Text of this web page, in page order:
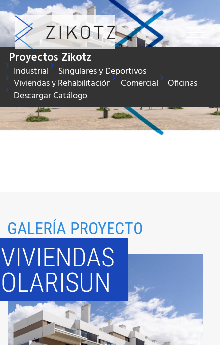
Saltar
al
contenido
VIVIENDAS
OLARISUN
Proyectos Zikotz
Industrial
Singulares y Deportivos
Viviendas y Rehabilitación
Comercial
Oficinas
Descargar Catálogo
GALERÍA PROYECTO